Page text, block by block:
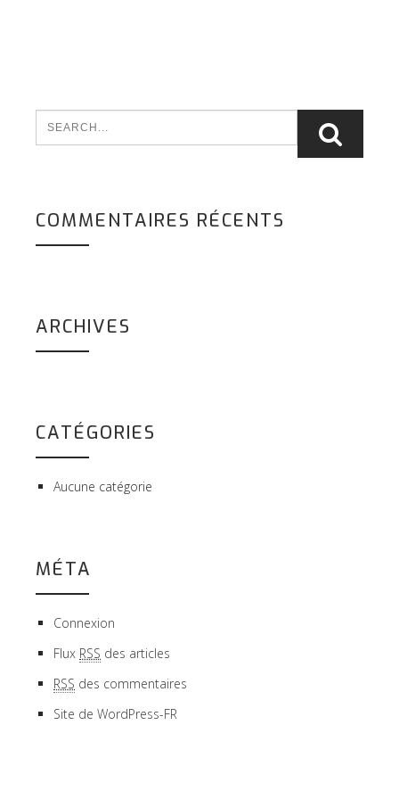
COMMENTAIRES RÉCENTS
ARCHIVES
CATÉGORIES
Aucune catégorie
MÉTA
Connexion
Flux RSS des articles
RSS des commentaires
Site de WordPress-FR